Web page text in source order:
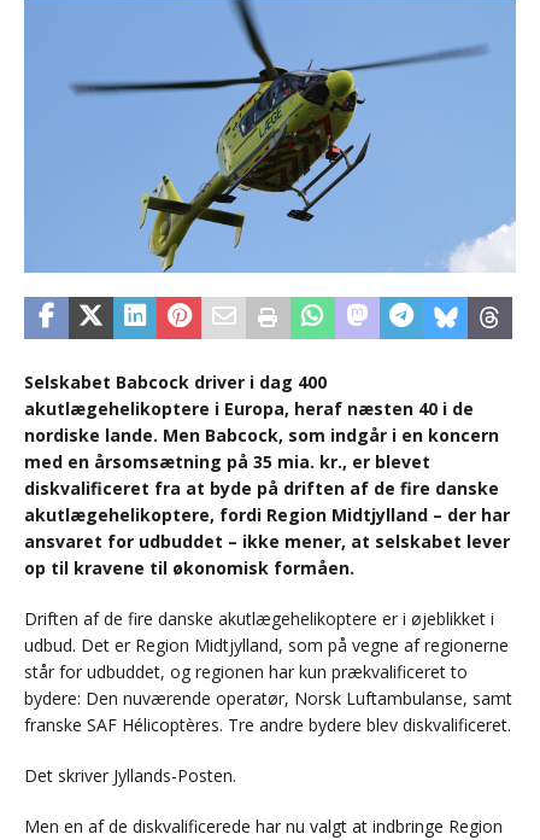
Selskabet Babcock driver i dag 400
akutlægehelikoptere i Europa, heraf næsten 40 i de
nordiske lande. Men Babcock, som indgår i en koncern
med en årsomsætning på 35 mia. kr., er blevet
diskvalificeret fra at byde på driften af de fire danske
akutlægehelikoptere, fordi Region Midtjylland – der har
ansvaret for udbuddet – ikke mener, at selskabet lever
op til kravene til økonomisk formåen.
Driften af de fire danske akutlægehelikoptere er i øjeblikket i
udbud. Det er Region Midtjylland, som på vegne af regionerne
står for udbuddet, og regionen har kun prækvalificeret to
bydere: Den nuværende operatør, Norsk Luftambulanse, samt
franske SAF Hélicoptères. Tre andre bydere blev diskvalificeret.
Det skriver Jyllands-Posten.
Men en af de diskvalificerede har nu valgt at indbringe Region